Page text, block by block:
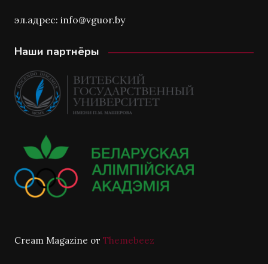
эл.адрес: info@vguor.by
Наши партнёры
Cream Magazine от Themebeez